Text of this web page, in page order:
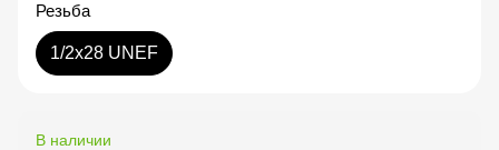
Резьба
1/2x28 UNEF
В наличии